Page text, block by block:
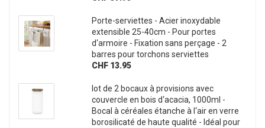
Porte-serviettes - Acier inoxydable
extensible 25-40cm - Pour portes
d‘armoire - Fixation sans perçage - 2
barres pour torchons serviettes
CHF 13.95
lot de 2 bocaux à provisions avec
couvercle en bois d‘acacia, 1000ml -
Bocal à céréales étanche à l‘air en verre
borosilicaté de haute qualité - Idéal pour